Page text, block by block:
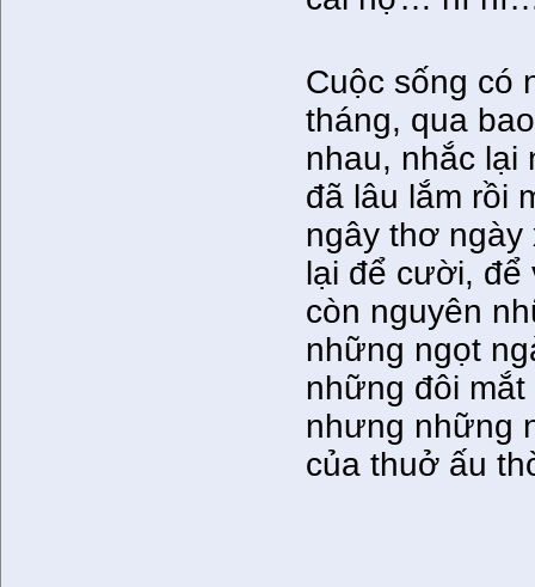
Cuộc sống có
tháng, qua
nhau, nhắc
đã lâu lắm rồi
ngây thơ ngày
lại để cười, để
còn nguyên
những ngọt
những đôi
nhưng những
của thuở ấu